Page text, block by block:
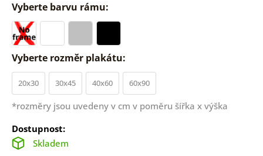
Vyberte barvu rámu:
Vyberte rozměr plakátu:
20x30 30x45 40x60 60x90
*rozměry jsou uvedeny v cm v poměru šířka x výška
Dostupnost:
Skladem